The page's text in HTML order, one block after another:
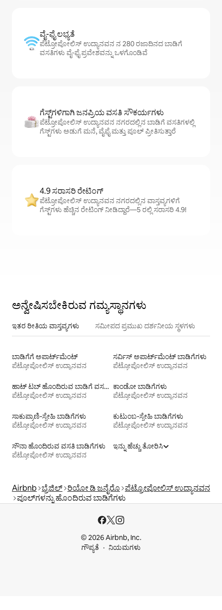
ವೈ-ಫೈ ಲಭ್ಯತೆ
ಪೆಟ್ರೋಪೋಲಿಸ್ ಉದ್ಯಾನವನ ನ 280 ರಜಾದಿನದ ಬಾಡಿಗೆ
ವಸತಿಗಳು ವೈ-ಫೈ ಪ್ರವೇಶವನ್ನು ಒಳಗೊಂಡಿವೆ
ಗೆಸ್ಟ್‌ಗಳಿಗಾಗಿ ಜನಪ್ರಿಯ ವಸತಿ ಸೌಕರ್ಯಗಳು
ಪೆಟ್ರೋಪೋಲಿಸ್ ಉದ್ಯಾನವನ ನಗರದಲ್ಲಿನ ಬಾಡಿಗೆ ವಸತಿಗಳಲ್ಲಿ
ಗೆಸ್ಟ್‌ಗಳು ಅಡುಗೆ ಮನೆ, ವೈಫೈ ಮತ್ತು ಪೂಲ್ ಪ್ರೀತಿಸುತ್ತಾರೆ
4.9 ಸರಾಸರಿ ರೇಟಿಂಗ್
ಪೆಟ್ರೋಪೋಲಿಸ್ ಉದ್ಯಾನವನ ನಗರದಲ್ಲಿನ ವಾಸ್ತವ್ಯಗಳಿಗೆ
ಗೆಸ್ಟ್‌ಗಳು ಹೆಚ್ಚಿನ ರೇಟಿಂಗ್ ನೀಡಿದ್ದಾರೆ—5 ರಲ್ಲಿ ಸರಾಸರಿ 4.9!
ಅನ್ವೇಷಿಸಬೇಕಿರುವ ಗಮ್ಯಸ್ಥಾನಗಳು
ಇತರ ರೀತಿಯ ವಾಸ್ತವ್ಯಗಳು ಸಮೀಪದ ಪ್ರಮುಖ ದರ್ಶನೀಯ ಸ್ಥಳಗಳು
ಬಾಡಿಗೆಗೆ ಅಪಾರ್ಟ್‌ಮೆಂಟ್‌
ಪೆಟ್ರೋಪೋಲಿಸ್ ಉದ್ಯಾನವನ
ಸರ್ವಿಸ್ ಅಪಾರ್ಟ್‌ಮೆಂಟ್ ಬಾಡಿಗೆಗಳು
ಪೆಟ್ರೋಪೋಲಿಸ್ ಉದ್ಯಾನವನ
ಹಾಟ್ ಟಬ್ ಹೊಂದಿರುವ ಬಾಡಿಗೆ ವಸತಿಗಳು
ಪೆಟ್ರೋಪೋಲಿಸ್ ಉದ್ಯಾನವನ
ಕಾಂಡೋ ಬಾಡಿಗೆಗಳು
ಪೆಟ್ರೋಪೋಲಿಸ್ ಉದ್ಯಾನವನ
ಸಾಕುಪ್ರಾಣಿ-ಸ್ನೇಹಿ ಬಾಡಿಗೆಗಳು
ಪೆಟ್ರೋಪೋಲಿಸ್ ಉದ್ಯಾನವನ
ಕುಟುಂಬ-ಸ್ನೇಹಿ ಬಾಡಿಗೆಗಳು
ಪೆಟ್ರೋಪೋಲಿಸ್ ಉದ್ಯಾನವನ
ಸೌನಾ ಹೊಂದಿರುವ ವಸತಿ ಬಾಡಿಗೆಗಳು
ಪೆಟ್ರೋಪೋಲಿಸ್ ಉದ್ಯಾನವನ
ಇನ್ನು ಹೆಚ್ಚು ತೋರಿಸಿ
Airbnb ಬ್ರೆಜಿಲ್ ರಿಯೋ ಡಿ ಜನೈರೊ ಪೆಟ್ರೋಪೋಲಿಸ್ ಉದ್ಯಾನವನ
ಪೂಲ್‍ಗಳನ್ನು ಹೊಂದಿರುವ ಬಾಡಿಗೆಗಳು
© 2026 Airbnb, Inc.
ಗೌಪ್ಯತೆ
ನಿಯಮಗಳು